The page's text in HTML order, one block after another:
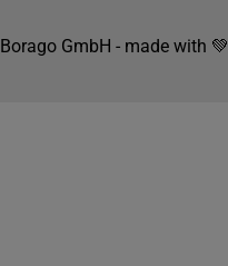
Borago GmbH - made with